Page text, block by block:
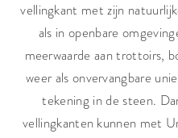
vellingkant met zijn
als in openbare
meerwaarde aan trottoirs,
weer als onvervangbare
tekening in de steen.
vellingkanten kunnen met